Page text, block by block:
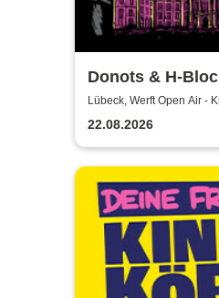
Donots & H-
Airs 2026
Lübeck, Werft Open Air -
22.08.2026